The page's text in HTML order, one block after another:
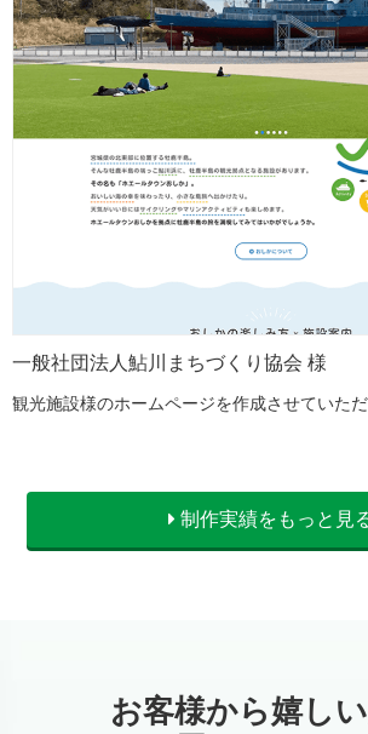
一般社団法人鮎川まちづくり協会 様
観光施設様のホームページを作成させていただ
制作実績をもっと見
お客様から嬉し